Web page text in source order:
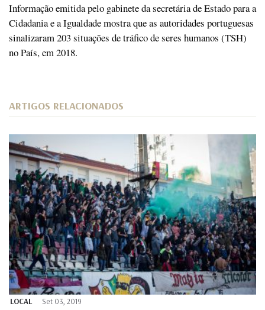
Informação emitida pelo gabinete da secretária de Estado para a
Cidadania e a Igualdade mostra que as autoridades portuguesas
sinalizaram 203 situações de tráfico de seres humanos (TSH)
no País, em 2018.
ARTIGOS RELACIONADOS
LOCAL Set 03, 2019